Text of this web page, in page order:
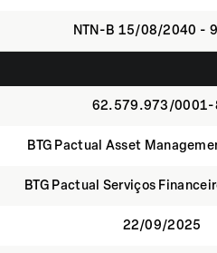
NTN-B 15/08/2040 -
62.579.973/0001-
BTG Pactual Asset
BTG Pactual Serviços
22/09/2025